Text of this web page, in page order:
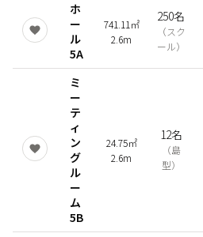
ホ
ー
ル
5A
741.11㎡
2.6m
250名
（スク
ール）
ミ
ー
テ
ィ
ン
グ
ル
ー
ム
5B
24.75㎡
2.6m
12名
（島
型）